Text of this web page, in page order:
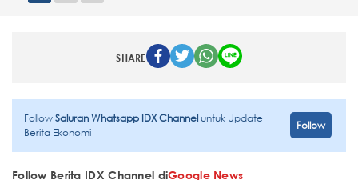
SHARE
FollowSaluran Whatsapp IDX Channeluntuk Update
Berita Ekonomi
Follow
Follow Berita IDX Channel diGoogle News